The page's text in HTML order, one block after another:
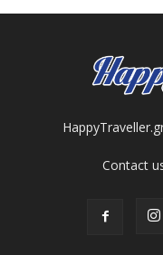
Contact